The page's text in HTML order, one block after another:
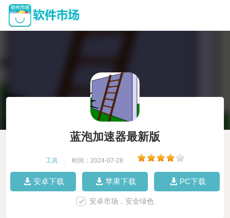
蓝泡加速器最新版
工具 时间：2024-07-28
安卓下载 苹果下载 PC下载
安卓市场，安全绿色